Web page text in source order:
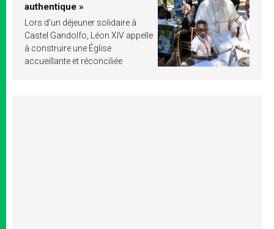
authentique »
Lors d’un déjeuner solidaire à
Castel Gandolfo, Léon XIV appelle
à construire une Église
accueillante et réconciliée